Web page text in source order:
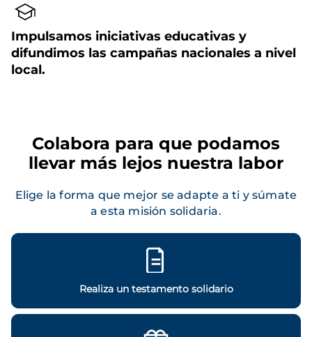
Impulsamos iniciativas educativas y
difundimos las campañas nacionales a nivel
local.
Colabora para que podamos
llevar más lejos nuestra labor
Elige la forma que mejor se adapte a ti y súmate
a esta misión solidaria.
Realiza un testamento solidario